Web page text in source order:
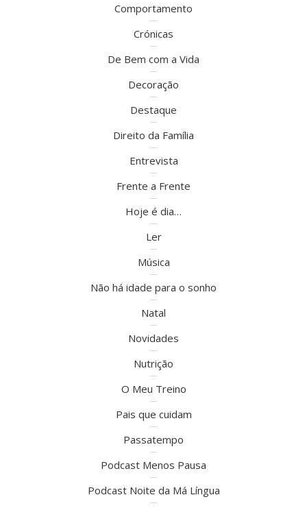
Comportamento
Crónicas
De Bem com a Vida
Decoração
Destaque
Direito da Família
Entrevista
Frente a Frente
Hoje é dia…
Ler
Música
Não há idade para o sonho
Natal
Novidades
Nutrição
O Meu Treino
Pais que cuidam
Passatempo
Podcast Menos Pausa
Podcast Noite da Má Língua